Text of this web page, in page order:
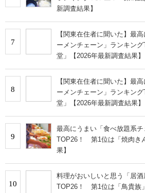
新調査結果】
7
【関東在住者に聞いた】最
ーメンチェーン」ランキン
堂」【2026年最新調査結果】
8
【関東在住者に聞いた】最
ーメンチェーン」ランキン
堂」【2026年最新調査結果】
9
最高にうまい「食べ放題系
TOP26！ 第1位は「焼肉き
果】
10
料理がおいしいと思う「居
TOP26！ 第1位は「鳥貴族